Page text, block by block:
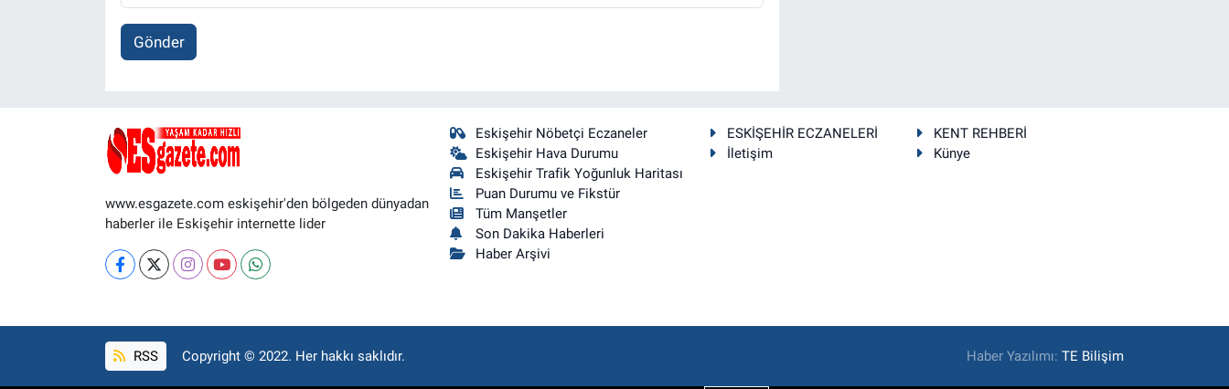
Gönder
www.esgazete.com eskişehir'den bölgeden dünyadan
haberler ile Eskişehir internette lider
Eskişehir Nöbetçi Eczaneler
Eskişehir Hava Durumu
Eskişehir Trafik Yoğunluk Haritası
Puan Durumu ve Fikstür
Tüm Manşetler
Son Dakika Haberleri
Haber Arşivi
ESKİŞEHİR ECZANELERİ
KENT REHBERİ
İletişim
Künye
RSS Copyright © 2022. Her hakkı saklıdır. Haber Yazılımı:TE Bilişim